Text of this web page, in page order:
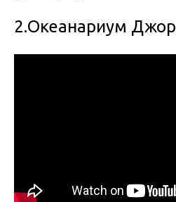
2.Океанариум